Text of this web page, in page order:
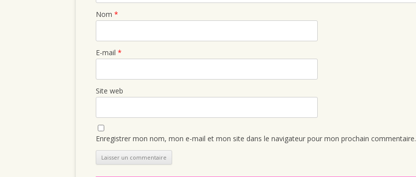
Nom *
E-mail *
Site web
Enregistrer mon nom, mon e-mail et mon site dans le navigateur pour mon prochain commentaire.